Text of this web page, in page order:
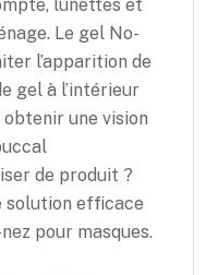
lunettes et
Le gel No-
l’apparition de
gel à l’intérieur
une vision
de produit ?
solution efficace
pour masques.